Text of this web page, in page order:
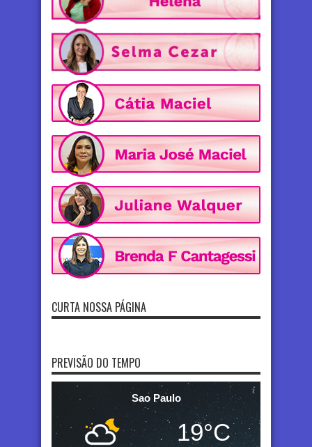
CURTA NOSSA PÁGINA
PREVISÃO DO TEMPO
Sao Paulo
19°C